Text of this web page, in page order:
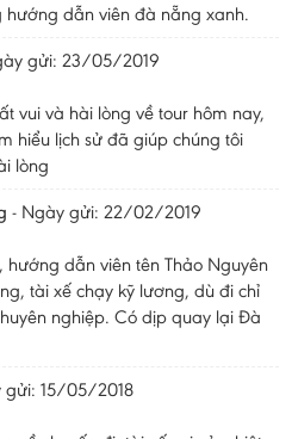
dẫn viên đà nẵng xanh.
gửi: 23/05/2019
vui và hài lòng về tour hôm nay,
hiểu lịch sử đã giúp chúng tôi
lòng
- Ngày gửi: 22/02/2019
hướng dẫn viên tên Thảo Nguyên
tài xế chạy kỹ lương, dù đi chỉ
nghiệp. Có dịp quay lại Đà
gửi: 15/05/2018